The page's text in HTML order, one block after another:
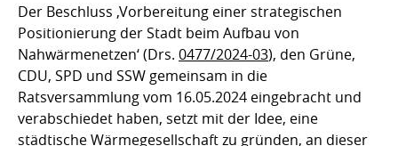
Der Beschluss ‚Vorbereitung einer strategischen
Positionierung der Stadt beim Aufbau von
Nahwärmenetzen‘ (Drs. 0477/2024-03), den Grüne,
CDU, SPD und SSW gemeinsam in die
Ratsversammlung vom 16.05.2024 eingebracht und
verabschiedet haben, setzt mit der Idee, eine
städtische Wärmegesellschaft zu gründen, an dieser